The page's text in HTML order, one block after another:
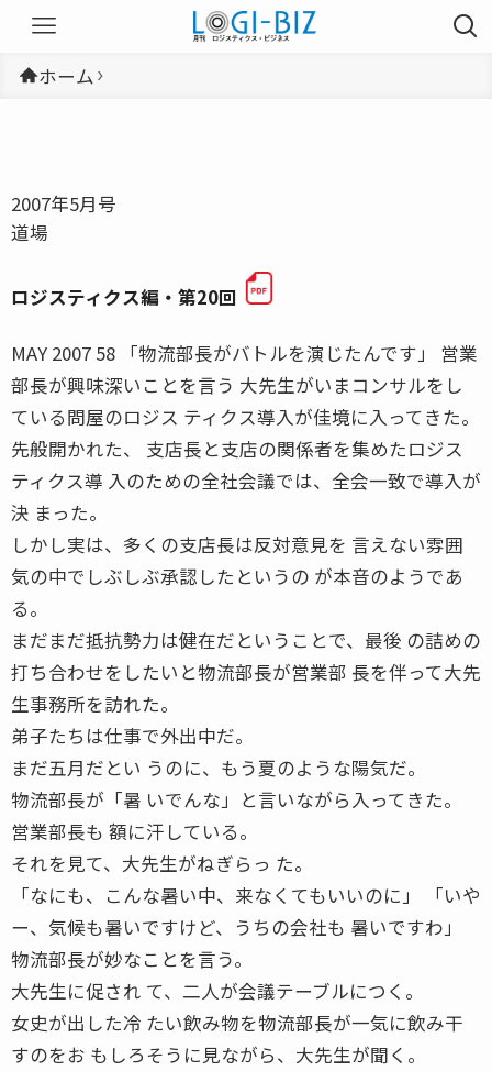
ホーム
2007年5月号
道場
ロジスティクス編・第20回
MAY 2007 58 「物流部長がバトルを演じたんです」 営業
部長が興味深いことを言う 大先生がいまコンサルをし
ている問屋のロジス ティクス導入が佳境に入ってきた。
先般開かれた、 支店長と支店の関係者を集めたロジス
ティクス導 入のための全社会議では、全会一致で導入が
決 まった。
しかし実は、多くの支店長は反対意見を 言えない雰囲
気の中でしぶしぶ承認したというの が本音のようであ
る。
まだまだ抵抗勢力は健在だということで、最後 の詰めの
打ち合わせをしたいと物流部長が営業部 長を伴って大先
生事務所を訪れた。
弟子たちは仕事で外出中だ。
まだ五月だとい うのに、もう夏のような陽気だ。
物流部長が「暑 いでんな」と言いながら入ってきた。
営業部長も 額に汗している。
それを見て、大先生がねぎらっ た。
「なにも、こんな暑い中、来なくてもいいのに」 「いや
ー、気候も暑いですけど、うちの会社も 暑いですわ」
物流部長が妙なことを言う。
大先生に促され て、二人が会議テーブルにつく。
女史が出した冷 たい飲み物を物流部長が一気に飲み干
すのをお もしろそうに見ながら、大先生が聞く。